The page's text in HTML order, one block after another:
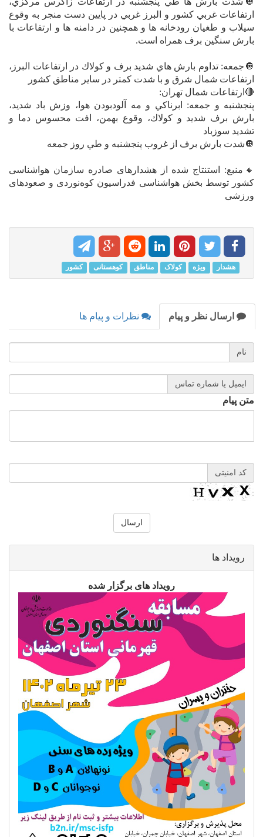
ارتفاعات غربي كشور و البرز غربي در پايين دست منجر به وقوع
سيلاب و طغيان رودخانه ها و همچنين در دامنه ها و ارتفاعات با
بارش سنگين برف همراه است.
🔘جمعه: تداوم بارش هاي شديد برف و كولاك در ارتفاعات البرز،
ارتفاعات شمال شرق و با شدت كمتر در ساير مناطق كشور
🔴ارتفاعات شمال تهران:
پنجشنبه و جمعه: ابرناكي و مه آلودبودن هوا، وزش باد شديد،
بارش برف شديد و كولاك، وقوع بهمن، افت محسوس دما و
تشديد سوزباد
🔘شدت بارش برف از غروب پنجشنبه و طي روز جمعه
🔸منبع: استنتاج شده از هشدارهای صادره سازمان هواشناسی
کشور توسط بخش هواشناسی فدراسیون کوه‌نوردی و صعودهای
ورزشی
هشدار ویژه کولاک مناطق کوهستانی کشور
ارسال نظر و پیام نظرات و پیام ها
نام
ایمیل یا شماره تماس
متن پیام
کد امنیتی
رویداد ها
رویداد های برگزار شده